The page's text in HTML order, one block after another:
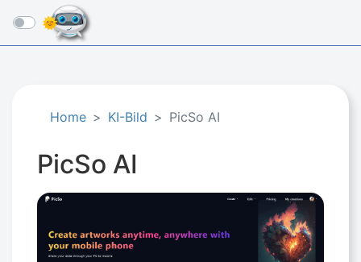
☰
Home KI-Bild PicSo AI
PicSo AI